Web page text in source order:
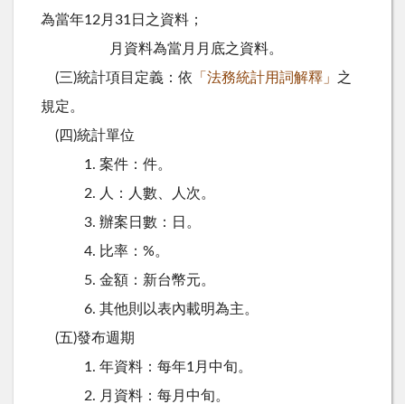
為當年12月31日之資料；
月資料為當月月底之資料。
(三)統計項目定義：依 「法務統計用詞解釋」 之
規定。
(四)統計單位
1. 案件：件。
2. 人：人數、人次。
3. 辦案日數：日。
4. 比率：%。
5. 金額：新台幣元。
6. 其他則以表內載明為主。
(五 )發布週期
1. 年資料：每年1月中旬。
2. 月資料：每月中旬。